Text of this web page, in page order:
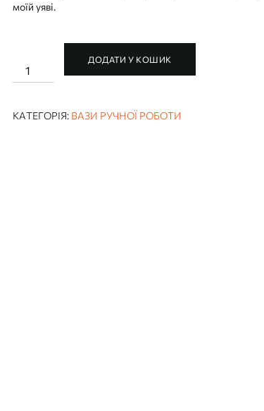
моїй уяві.
КУВШИН
РОБОТИ
ДОДАТИ У КОШИК
КАТЕГОРІЯ: ВАЗИ РУЧНОЇ РОБОТИ